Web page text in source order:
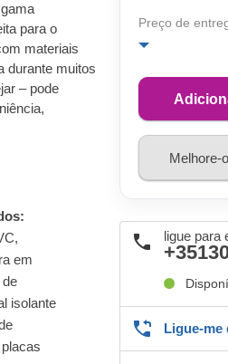
para o
materiais
durante muitos
– pode
em
isolante
Preço de
Melhore-
ligue para
Ligue-me